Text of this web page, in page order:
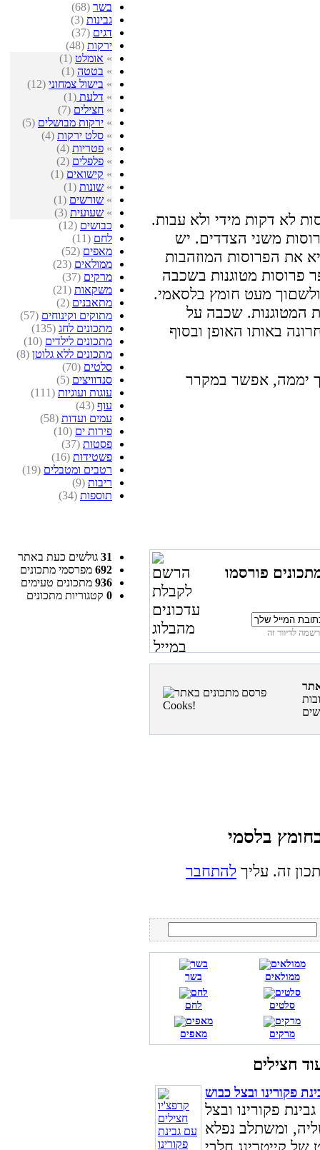
בשר (68)
גבינות (3)
דגים (37)
ירקות (48)
» אומלט (1)
» בטטה (1)
» בישול צמחוני (12)
» דלעת (1)
» חצילים (7)
» ירקות מבושלים (5)
» סלט ירקות (4)
» פטריות (4)
» פלפלים (2)
» קישואים (1)
» שונות (1)
» שורשים (1)
» שעועית (3)
כבושים (12)
לחם (11)
מאפים (52)
ממולאים (23)
מרקים (37)
משקאות (21)
מתאבנים (2)
מתוקים וקינוחים (57)
מתכונים לחג (135)
מתכונים לילדים (10)
מתכונים ללא גלוטן (8)
סלטים (70)
סנדוויצים (5)
עוגות ועוגיות (111)
עוף (43)
עמים ועדות (58)
פירות ים (10)
פסטות (37)
פשטידות (16)
רטבים ומטבלים (19)
ריבות (9)
תוספות (34)
31 גולשים כעת באתר
692 מפרסמי מתכונים
936 מתכונים טעימים
0 קטגוריות מתכונים
לא דקות מידי ולא עבות.
משני הצדדים. יש
את הפרוסות המוזהבות
פרוסות מטוגנות בשכבה
מעט חומץ בלסאמי.
המטוגנות. שכבה על
באותו האופן ובסוף
פורסמו
זה. עליך להתחבר
בשר ממולאים
לחם סלטים
מאפים מרקים
פקורינו ובצל כבוש
פקורינו ובצל
ומשתלב נפלא